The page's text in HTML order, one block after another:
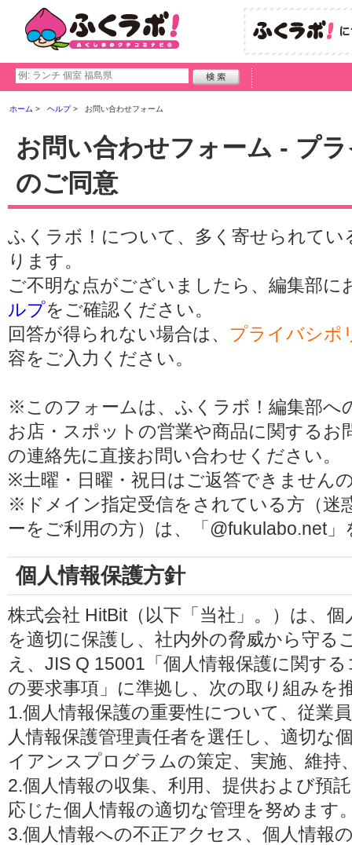
ホーム ヘルプ お問い合わせフォーム
お問い合わせフォーム - プ
のご同意
ふくラボ！について、多く寄せられてい
ります。
ご不明な点がございましたら、編集部
ルプをご確認ください。
回答が得られない場合は、 プライバシポ
容をご入力ください。
※このフォームは、ふくラボ！編集部へ
お店・スポットの営業や商品に関する
の連絡先に直接お問い合わせください。
※土曜・日曜・祝日はご返答できません
※ドメイン指定受信をされている方（迷
ーをご利用の方）は、「@fukulabo.net
個人情報保護方針
株式会社 HitBit（以下「当社」。）は、
を適切に保護し、社内外の脅威から守る
え、JIS Q 15001「個人情報保護に関す
の要求事項」に準拠し、次の取り組みを
1.個人情報保護の重要性について、従業
人情報保護管理責任者を選任し、適切な
イアンスプログラムの策定、実施、維持
2.個人情報の収集、利用、提供および預
応じた個人情報の適切な管理を努めます
3.個人情報への不正アクセス、個人情報